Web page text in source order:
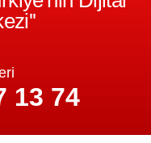
13 74